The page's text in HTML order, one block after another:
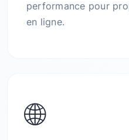
performance pour
en ligne.
🌐